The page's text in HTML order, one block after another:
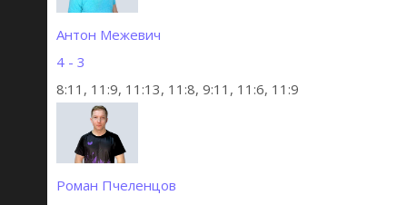
Антон Межевич
4 - 3
8:11, 11:9, 11:13, 11:8, 9:11, 11:6, 11:9
Роман Пчеленцов